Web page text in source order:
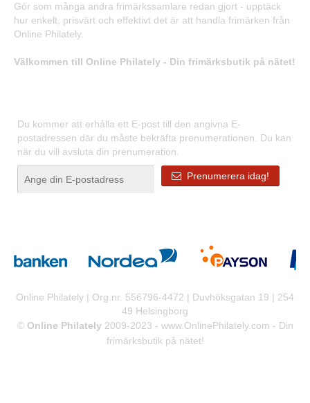
Gör som många andra frimärkssamlare redan gjort - upptäck
hur enkelt, prisvärt och effektivt det är att handla frimärken från
Online Philately.
Välkommen till Online Philately - Din frimärksbutik på nätet!
Du kommer att erhålla ett E-post till den angivna E-
postadressen där du måste bekräfta prenumerationen. Du kan
när du vill avsluta din prenumeration.
Prenumerera idag!
Online Philately | Org.nr. 556796-4472 | Duvhöksgatan 19 | 254
49 Helsingborg
© Online Philately2009-2023 - www.OnlinePhilately.com - Din
frimärksbutik på nätet!